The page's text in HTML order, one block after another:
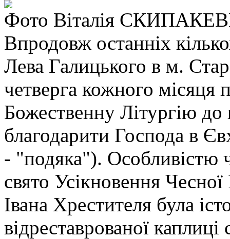
Фото Віталія
Впродовж останніх
Лева Галицького в м.
четверга кожного
Божественну Літургію до
благодарити Господа в
- "подяка"). Особливістю
свято Усікновення
Івана Хрестителя була
відреставрованої